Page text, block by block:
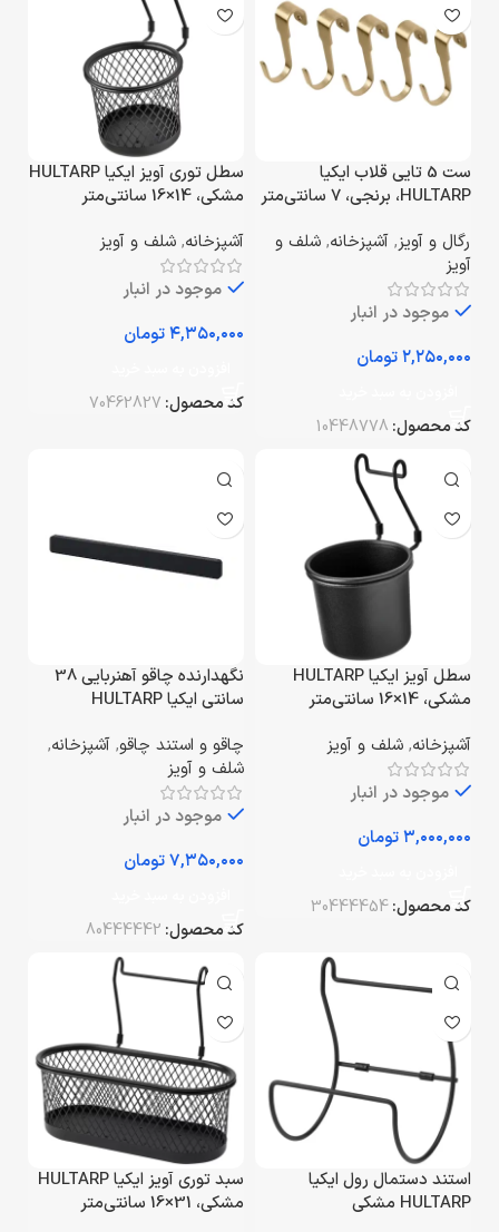
ست 5 تایی قلاب ایکیا
HULTARP، برنجی، 7 سانتی‌متر
رگال و آویز, آشپزخانه, شلف و
آویز
موجود در انبار
تومان
کد محصول: 10448778
سطل توری آویز ایکیا HULTARP
مشکی، 14×16 سانتی‌متر
آشپزخانه, شلف و آویز
موجود در انبار
تومان
کد محصول: 70462827
سطل آویز ایکیا HULTARP
مشکی، 14×16 سانتی‌متر
آشپزخانه, شلف و آویز
موجود در انبار
تومان
کد محصول:30444454
نگهدارنده چاقو آهنربایی 38
سانتی ایکیا HULTARP
چاقو و استند چاقو, آشپزخانه,
شلف و آویز
موجود در انبار
تومان
کد محصول: 80444442
استند دستمال رول ایکیا
HULTARP مشکی
سبد توری آویز ایکیا HULTARP
مشکی، 31×16 سانتی‌متر